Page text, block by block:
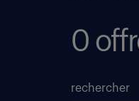
0
rechercher